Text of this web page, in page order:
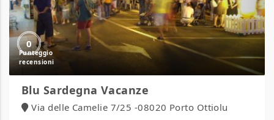
0
Blu Sardegna Vacanze
Via delle Camelie 7/25 -08020 Porto Ottiolu